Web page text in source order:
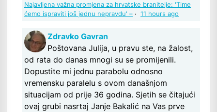
Najavljena važna promjena za hrvatske branitelje: 'Time
ćemo ispraviti još jednu nepravdu' – · 11 hours ago
Zdravko Gavran
Poštovana Julija, u pravu ste, na žalost,
od rata do danas mnogi su se promijenili.
Dopustite mi jednu parabolu odnosno
vremensku paralelu s ovom današnjom
situacijam od prije 36 godina. Sjetih se čitajući
ovaj grubi nasrtaj Janje Bakalić na Vas prve